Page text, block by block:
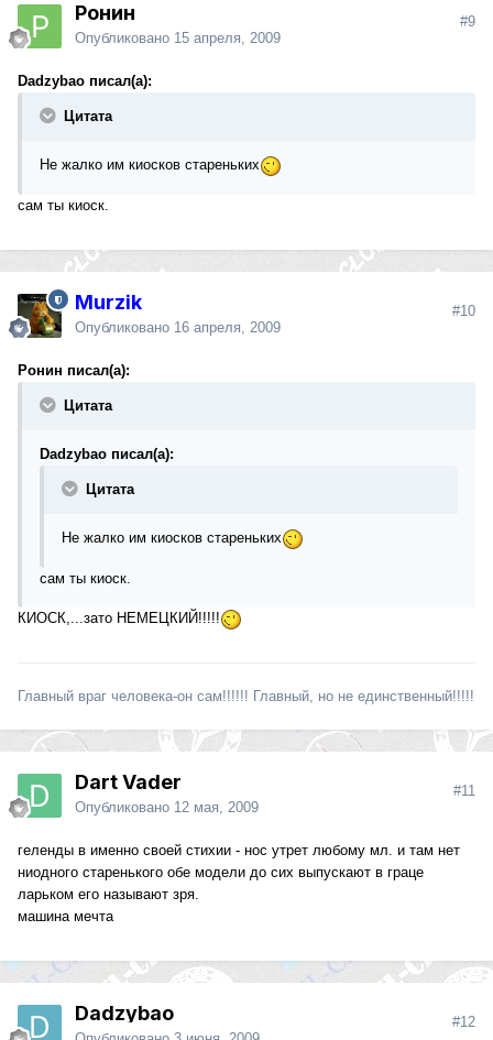
Ронин
Опубликовано 15 апреля, 2009
#9
Dadzybao писал(а):
Цитата
Не жалко им киосков стареньких
сам ты киоск.
Murzik
Опубликовано 16 апреля, 2009
#10
Ронин писал(а):
Цитата
Dadzybao писал(а):
Цитата
Не жалко им киосков стареньких
сам ты киоск.
КИОСК,...зато НЕМЕЦКИЙ!!!!!
Главный враг человека-он сам!!!!!! Главный, но не единственный!!!!!
Dart Vader
Опубликовано 12 мая, 2009
#11
геленды в именно своей стихии - нос утрет любому мл. и там нет
ниодного старенького обе модели до сих выпускают в граце
ларьком его называют зря.
машина мечта
Dadzybao #12